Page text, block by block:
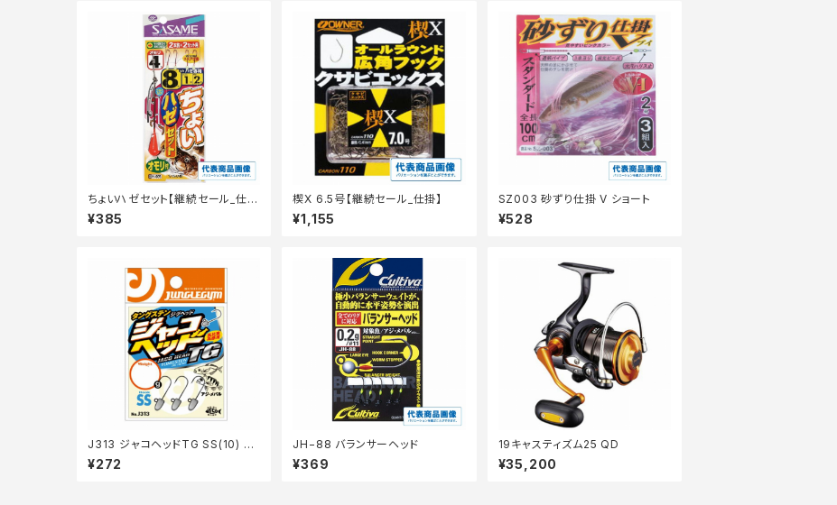
ちょいハゼセット【継続セール_仕
掛】
¥385
楔X 6.5号【継続セール_仕掛】
¥1,155
SZ003 砂ずり仕掛 V ショート
¥528
J313 ジャコヘッドTG SS(10) 0.
6g
¥272
JH−88 バランサーヘッド
¥369
19キャスティズム25 QD
¥35,200